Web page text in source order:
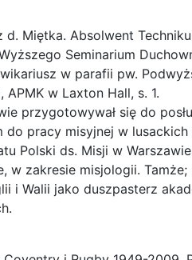
Miętka. Absolwent
Seminarium
w parafii pw.
w Laxton Hall, s. 1.
przygotowywał się do
pracy misyjnej w
Polski ds. Misji w
zakresie misjologii.
i Walii jako duszpasterz